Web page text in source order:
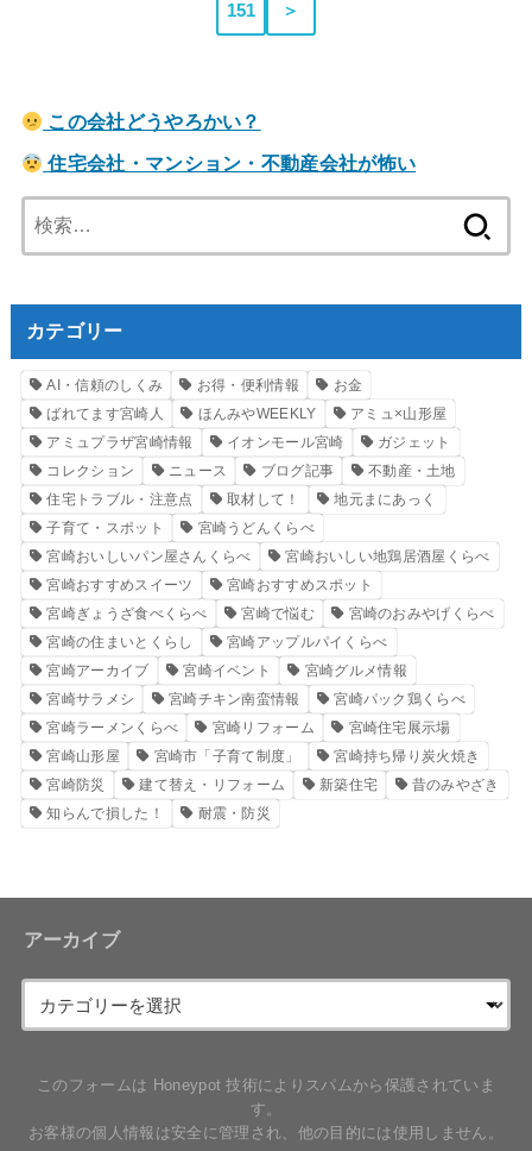
151 ＞
この会社どうやろかい？
住宅会社・マンション・不動産会社が怖い
索:
カテゴリー
AI・信頼のしくみ お得・便利情報
お金
ばれてます宮崎人
ほんみやWEEKLY
アミュ×山形屋
アミュプラザ宮崎情報
イオンモール宮崎
ガジェット
コレクション
ニュース ブログ記事
不動産・土地
住宅トラブル・注意点
取材して！
地元まにあっく
子育て・スポット
宮崎うどんくらべ
宮崎おいしいパン屋さんくらべ
宮崎おいしい地鶏居酒屋くらべ
宮崎おすすめスイーツ
宮崎おすすめスポット
宮崎ぎょうざ食べくらべ
宮崎で悩む
宮崎のおみやげくらべ
宮崎の住まいとくらし
宮崎アップルパイくらべ
宮崎アーカイブ
宮崎イベント
宮崎グルメ情報
宮崎サラメシ
宮崎チキン南蛮情報
宮崎パック鶏くらべ
宮崎ラーメンくらべ
宮崎リフォーム
宮崎住宅展示場
宮崎山形屋
宮崎市「子育て制度」
宮崎持ち帰り炭火焼き
宮崎防災
建て替え・リフォーム 新築住宅
昔のみやざき
知らんで損した！
耐震・防災
アーカイブ
このフォームは Honeypot 技術によりスパムから保護されていま
す。
お客様の個人情報は安全に管理され、他の目的には使用しません。